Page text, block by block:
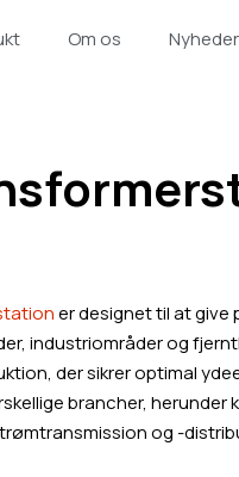
Om os Nyheder
er designet til at give
industriområder og
der sikrer optimal
brancher, herunder
og -